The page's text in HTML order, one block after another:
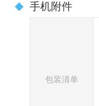
手机附件
包装清单